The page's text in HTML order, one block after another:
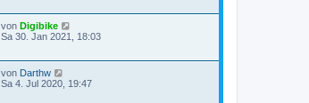
von Digibike
Sa 30. Jan 2021, 18:03
von Darthw
Sa 4. Jul 2020, 19:47